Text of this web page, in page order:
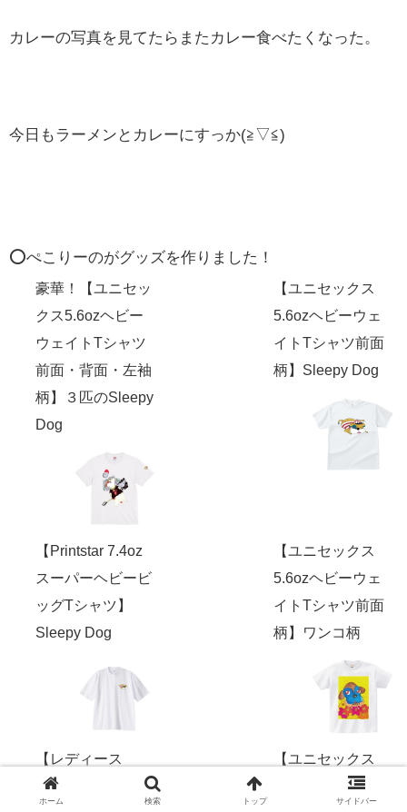
カレーの写真を見てたらまたカレー食べたくなった。
今日もラーメンとカレーにすっか(≧▽≦)
⭕️ぺこりーのがグッズを作りました！
豪華！【ユニセッ
クス5.6ozヘビー
ウェイトTシャツ
前面・背面・左袖
柄】３匹のSleepy
Dog
【ユニセックス
5.6ozヘビーウェ
イトTシャツ前面
柄】Sleepy Dog
【Printstar 7.4oz
スーパーヘビービ
ッグTシャツ】
Sleepy Dog
【ユニセックス
5.6ozヘビーウェ
イトTシャツ前面
柄】ワンコ柄
【レディース
5.6ozヘビーウェ
【ユニセックス
5.6ozヘビーウェ
ホーム 検索 トップ サイドバー